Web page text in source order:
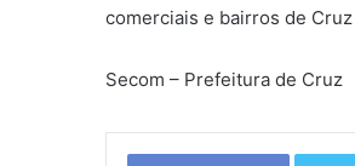
comerciais e bairros de
Secom – Prefeitura de Cruz